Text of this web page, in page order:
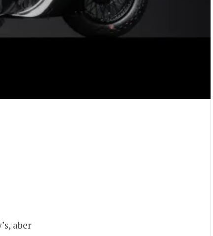
aber